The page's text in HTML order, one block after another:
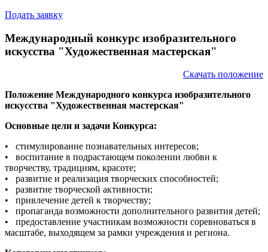
Подать заявку
Международный конкурс изобразительного
искусства "Художественная мастерская"
Скачать положение
Положение Международного конкурса изобразительного
искусства "Художественная мастерская"
Основные цели и задачи Конкурса:
• стимулирование познавательных интересов;
• воспитание в подрастающем поколении любви к
творчеству, традициям, красоте;
• развитие и реализация творческих способностей;
• развитие творческой активности;
• привлечение детей к творчеству;
• пропаганда возможности дополнительного развития детей;
• предоставление участникам возможности соревноваться в
масштабе, выходящем за рамки учреждения и региона.